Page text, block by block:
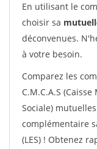
En utilisant le
choisir sa
déconvenues.
à votre besoin.
Comparez les
C.M.C.A.S
Sociale) mutuelles
complémentaire
(LES) ! Obtenez